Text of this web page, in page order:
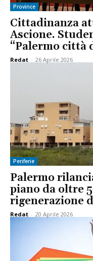
Province
Cittadinanza
Ascione.
“Palermo città
Redat - 26 Aprile 2026
Periferie
Palermo
piano da oltre
rigenerazione
Redat - 20 Aprile 2026